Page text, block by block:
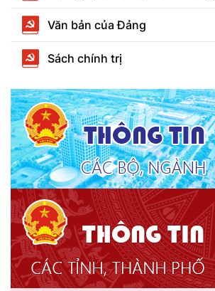
Văn bản của Đảng
Sách chính trị